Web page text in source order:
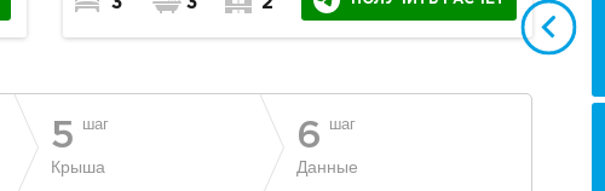
5 шаг
Крыша
6 шаг
Данные